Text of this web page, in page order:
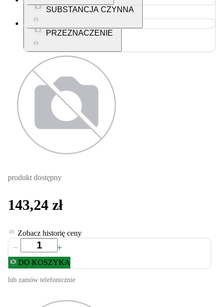
Truskawka,Grusza,Malina,Marchew,
Rośliny sadownicze,
Sałata,Wiśnia,Kapusta
głowiasta,Seler korzeniowy,Rośliny warzywne,Borówka,
Rośliny jagodowe.
SUBSTANCJA CZYNNA
Pantoea Agglomerans T16/8,
PRZEZNACZENIE
Uprawy sadownicze,
produkt dostępny
143,24 zł
Zobacz historię ceny
− +
DO KOSZYKA
lub zamów telefonicznie